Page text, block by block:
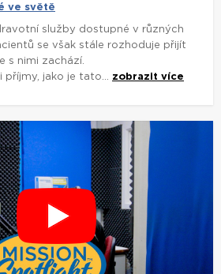
ve světě
služby dostupné v různých
se však stále rozhoduje přijít
s nimi zachází.
příjmy, jako je tato... zobrazit více